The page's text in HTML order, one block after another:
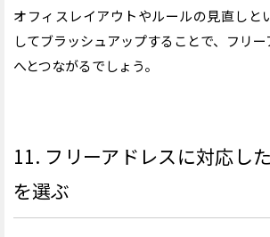
オフィスレイアウトやルールの見直しと
してブラッシュアップすることで、フリ
へとつながるでしょう。
11. フリーアドレスに対応し
を選ぶ